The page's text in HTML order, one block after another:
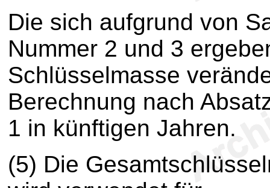
Die sich aufgrund von
Nummer 2 und 3
Schlüsselmasse
Berechnung nach
1 in künftigen Jahren.
(5) Die